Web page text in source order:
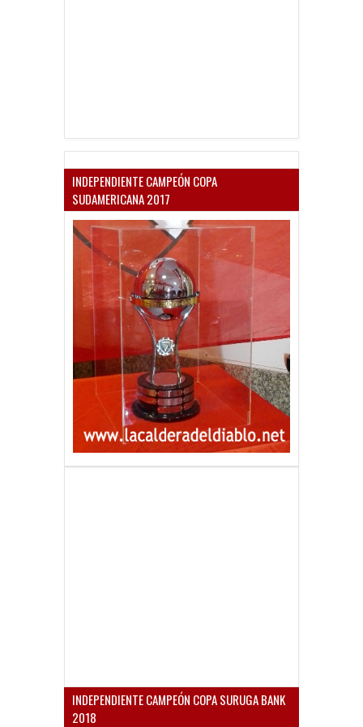
INDEPENDIENTE CAMPEÓN COPA
SUDAMERICANA 2017
INDEPENDIENTE CAMPEÓN COPA SURUGA BANK
2018